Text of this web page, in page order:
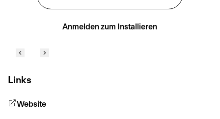
Anmelden zum Installieren
Links
Website